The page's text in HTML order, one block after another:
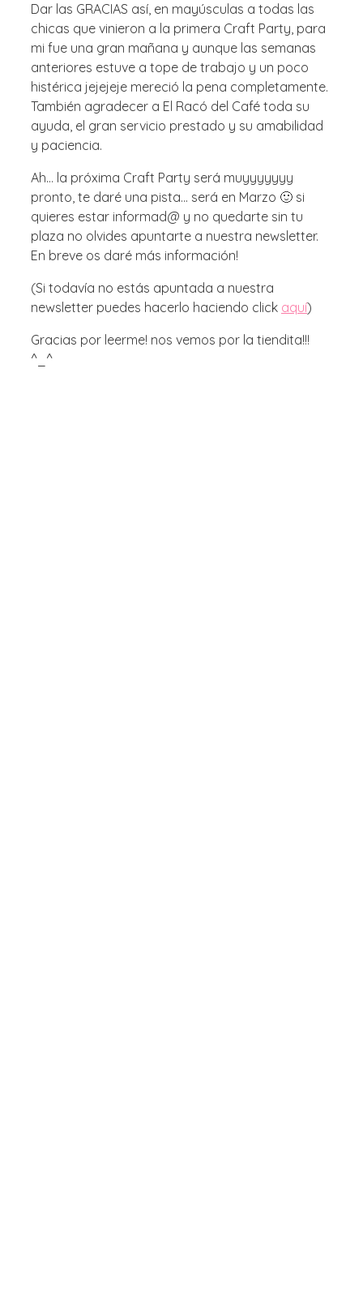
Dar las GRACIAS así, en mayúsculas a todas las
chicas que vinieron a la primera Craft Party, para
mi fue una gran mañana y aunque las semanas
anteriores estuve a tope de trabajo y un poco
histérica jejejeje mereció la pena completamente.
También agradecer a El Racó del Café toda su
ayuda, el gran servicio prestado y su amabilidad
y paciencia.
Ah… la próxima Craft Party será muyyyyyyy
pronto, te daré una pista… será en Marzo 🙂 si
quieres estar informad@ y no quedarte sin tu
plaza no olvides apuntarte a nuestra newsletter.
En breve os daré más información!
(Si todavía no estás apuntada a nuestra
newsletter puedes hacerlo haciendo click aquí)
Gracias por leerme! nos vemos por la tiendita!!!
^_^